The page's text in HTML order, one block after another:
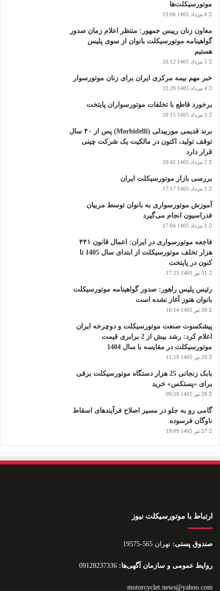
موتورسیکلت‌ها
6 مرداد 1405 19:06
معاون زنان رییس جمهور: منتظر اعلام زمان صدور
گواهینامه موتورسیکلت بانوان از سوی پلیس
هستیم
5 مرداد 1405 20:12
خبر مهم بیمه مرکزی ایران برای زنان موتورسوار
4 مرداد 1405 22:29
برخورد قاطع با تخلفات موتورسواران پایتخت
3 مرداد 1405 20:15
برند قدیمی موربیدلی (Morbidelli) پس از ۴۰ سال
توقف تولید، اکنون در مالکیت یک شرکت چینی
قرار دارد
2 مرداد 1405 20:42
بررسی بازار موتورسیکلت ایران
1 مرداد 1405 17:17
آموزش موتورسواری به بانوان توسط مربیان
فدراسیون انجام می‌گیرد
1 مرداد 1405 17:04
فاجعه موتورسواری در ایران: اعمال قانون ۴۴۱
هزار تخلف موتورسیکلت از ابتدای سال 1405 تا
کنون در پایتخت
31 تیر 1405 17:23
رئیس پلیس راهور: صدور گواهینامه موتورسیکلت
بانوان هنوز آغاز نشده است
30 تیر 1405 16:14
پیشکسوت صنعت موتورسیکلت و دوچرخه ایران
اعلام کرد: رشد بیش از 2 برابری قیمت
موتورسیکلت در مقایسه با سال 1404
29 تیر 1405 11:19
بابک زنجانی 25 هزار دستگاه موتورسیکلت برقی
برای «پستکس» خرید
28 تیر 1405 09:59
گامی رو به جلو در مسیر اصلاح فرآیندهای اسقاط
ناوگان فرسوده
27 تیر 1405 19:09
ارتباط با موتورسیکلت نیوز
صندوق پستی: تهران 565-19575
روایط عمومی و سازمان آگهی‌ها:
motorcyclet.news@yahoo.com